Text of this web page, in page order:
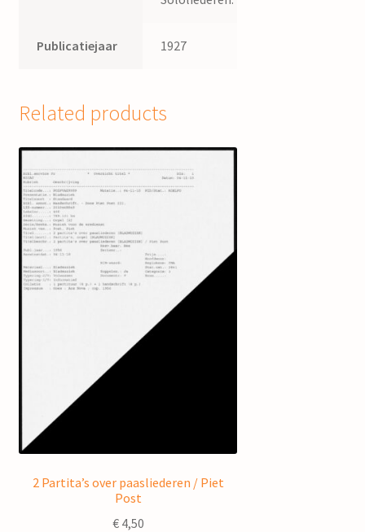
Publicatiejaar 1927
Related products
2 Partita’s over paasliederen / Piet
Post
€4,50